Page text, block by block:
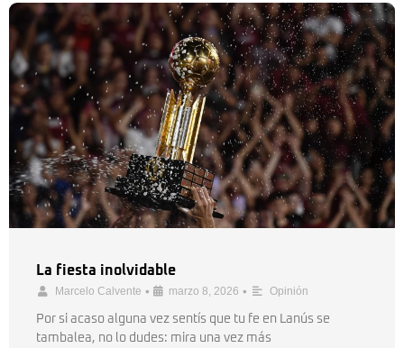
La fiesta inolvidable
Marcelo Calvente • marzo 8, 2026 • Opinión
Por si acaso alguna vez sentís que tu fe en Lanús se
tambalea, no lo dudes: mira una vez más